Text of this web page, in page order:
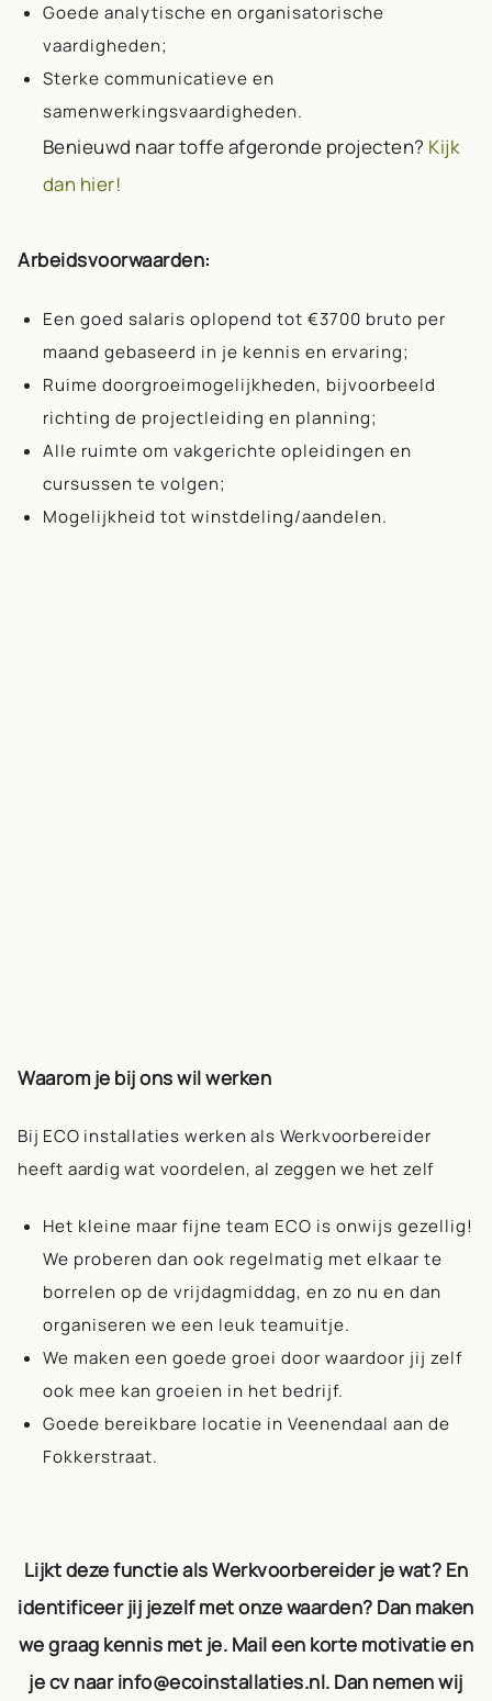
Goede analytische en organisatorische
vaardigheden;
Sterke communicatieve en
samenwerkingsvaardigheden.
Benieuwd naar toffe afgeronde projecten? Kijk
dan hier!
Arbeidsvoorwaarden:
Een goed salaris oplopend tot €3700 bruto per
maand gebaseerd in je kennis en ervaring;
Ruime doorgroeimogelijkheden, bijvoorbeeld
richting de projectleiding en planning;
Alle ruimte om vakgerichte opleidingen en
cursussen te volgen;
Mogelijkheid tot winstdeling/aandelen.
Waarom je bij ons wil werken
Bij ECO installaties werken als Werkvoorbereider
heeft aardig wat voordelen, al zeggen we het zelf
Het kleine maar fijne team ECO is onwijs gezellig!
We proberen dan ook regelmatig met elkaar te
borrelen op de vrijdagmiddag, en zo nu en dan
organiseren we een leuk teamuitje.
We maken een goede groei door waardoor jij zelf
ook mee kan groeien in het bedrijf.
Goede bereikbare locatie in Veenendaal aan de
Fokkerstraat.
Lijkt deze functie als Werkvoorbereider je wat? En
identificeer jij jezelf met onze waarden? Dan maken
we graag kennis met je. Mail een korte motivatie en
je cv naar info@ecoinstallaties.nl. Dan nemen wij